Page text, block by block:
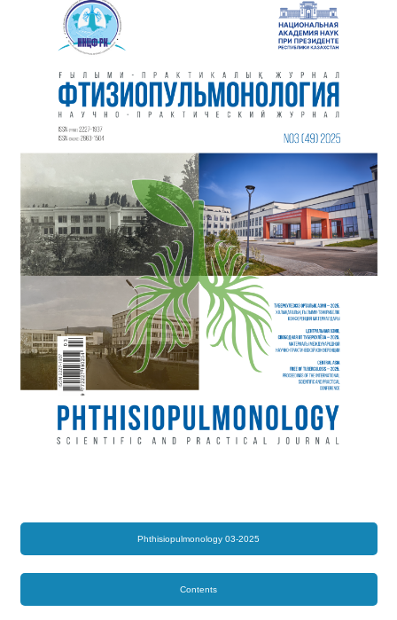
Phthisiopulmonology 03-2025
Contents